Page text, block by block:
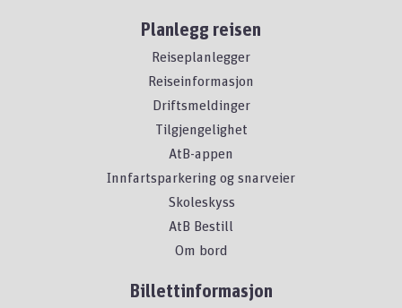
Planlegg reisen
Reiseplanlegger
Reiseinformasjon
Driftsmeldinger
Tilgjengelighet
AtB-appen
Innfartsparkering og snarveier
Skoleskyss
AtB Bestill
Om bord
Billettinformasjon